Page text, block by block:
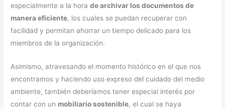
especialmente a la horade archivar los documentos de
manera eficiente, los cuales se puedan recuperar con
facilidad y permitan ahorrar un tiempo delicado para los
miembros de la organización.
Asimismo, atravesando el momento histórico en el que nos
encontramos y haciendo uso expreso del cuidado del medio
ambiente, también deberíamos tener especial interés por
contar con un mobiliario sostenible, el cual se haya